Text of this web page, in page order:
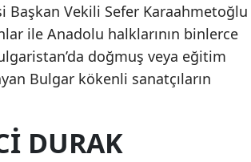
Başkan Vekili Sefer Karaahmetoğlu
ile Anadolu halklarının binlerce
doğmuş veya eğitim
Bulgar kökenli sanatçıların
DURAK